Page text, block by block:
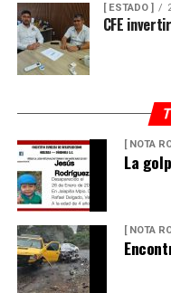
[ ESTADO ]
CFE
[ NOTA
La
[ NOTA